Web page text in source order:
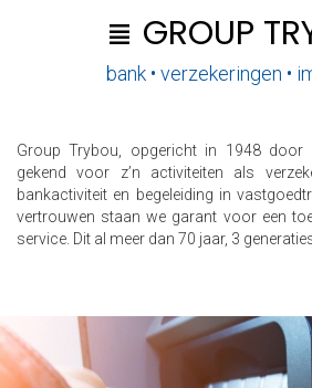
GROUP
bank • verzekeringen •
Group Trybou, opgericht in 1948 door
gekend voor z’n activiteiten als
bankactiviteit en begeleiding in
vertrouwen staan we garant voor een
service. Dit al meer dan 70 jaar, 3